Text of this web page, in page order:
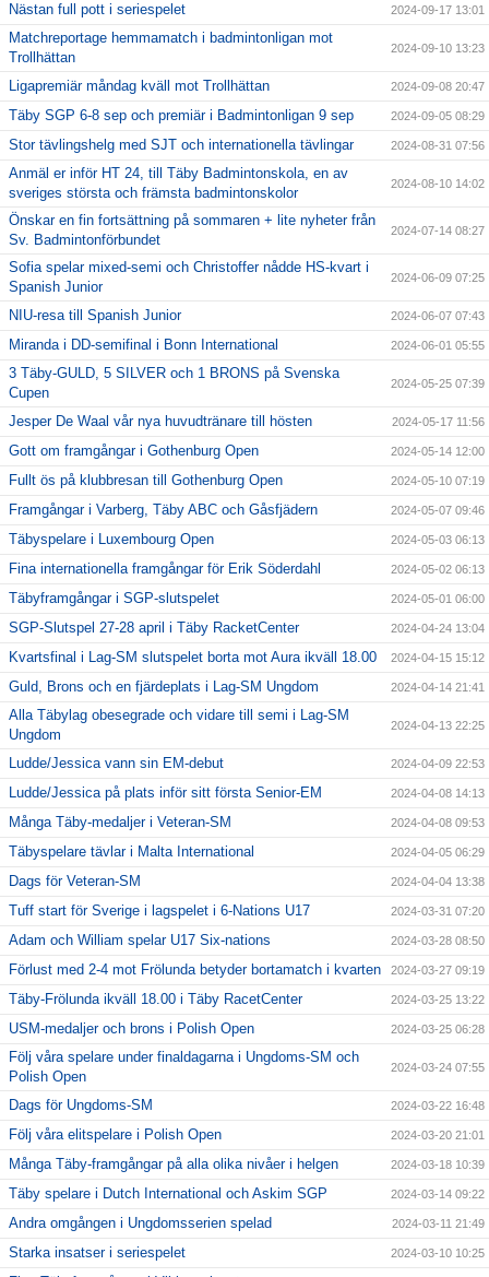
Nästan full pott i seriespelet 2024-09-17 13:01
Matchreportage hemmamatch i badmintonligan mot
Trollhättan
2024-09-10 13:23
Ligapremiär måndag kväll mot Trollhättan 2024-09-08 20:47
Täby SGP 6-8 sep och premiär i Badmintonligan 9 sep 2024-09-05 08:29
Stor tävlingshelg med SJT och internationella tävlingar 2024-08-31 07:56
Anmäl er inför HT 24, till Täby Badmintonskola, en av
sveriges största och främsta badmintonskolor
2024-08-10 14:02
Önskar en fin fortsättning på sommaren + lite nyheter från
Sv. Badmintonförbundet
2024-07-14 08:27
Sofia spelar mixed-semi och Christoffer nådde HS-kvart i
Spanish Junior
2024-06-09 07:25
NIU-resa till Spanish Junior 2024-06-07 07:43
Miranda i DD-semifinal i Bonn International 2024-06-01 05:55
3 Täby-GULD, 5 SILVER och 1 BRONS på Svenska
Cupen
2024-05-25 07:39
Jesper De Waal vår nya huvudtränare till hösten 2024-05-17 11:56
Gott om framgångar i Gothenburg Open 2024-05-14 12:00
Fullt ös på klubbresan till Gothenburg Open 2024-05-10 07:19
Framgångar i Varberg, Täby ABC och Gåsfjädern 2024-05-07 09:46
Täbyspelare i Luxembourg Open 2024-05-03 06:13
Fina internationella framgångar för Erik Söderdahl 2024-05-02 06:13
Täbyframgångar i SGP-slutspelet 2024-05-01 06:00
SGP-Slutspel 27-28 april i Täby RacketCenter 2024-04-24 13:04
Kvartsfinal i Lag-SM slutspelet borta mot Aura ikväll 18.00 2024-04-15 15:12
Guld, Brons och en fjärdeplats i Lag-SM Ungdom 2024-04-14 21:41
Alla Täbylag obesegrade och vidare till semi i Lag-SM
Ungdom
2024-04-13 22:25
Ludde/Jessica vann sin EM-debut 2024-04-09 22:53
Ludde/Jessica på plats inför sitt första Senior-EM 2024-04-08 14:13
Många Täby-medaljer i Veteran-SM 2024-04-08 09:53
Täbyspelare tävlar i Malta International 2024-04-05 06:29
Dags för Veteran-SM 2024-04-04 13:38
Tuff start för Sverige i lagspelet i 6-Nations U17 2024-03-31 07:20
Adam och William spelar U17 Six-nations 2024-03-28 08:50
Förlust med 2-4 mot Frölunda betyder bortamatch i kvarten 2024-03-27 09:19
Täby-Frölunda ikväll 18.00 i Täby RacetCenter 2024-03-25 13:22
USM-medaljer och brons i Polish Open 2024-03-25 06:28
Följ våra spelare under finaldagarna i Ungdoms-SM och
Polish Open
2024-03-24 07:55
Dags för Ungdoms-SM 2024-03-22 16:48
Följ våra elitspelare i Polish Open 2024-03-20 21:01
Många Täby-framgångar på alla olika nivåer i helgen 2024-03-18 10:39
Täby spelare i Dutch International och Askim SGP 2024-03-14 09:22
Andra omgången i Ungdomsserien spelad 2024-03-11 21:49
Starka insatser i seriespelet 2024-03-10 10:25